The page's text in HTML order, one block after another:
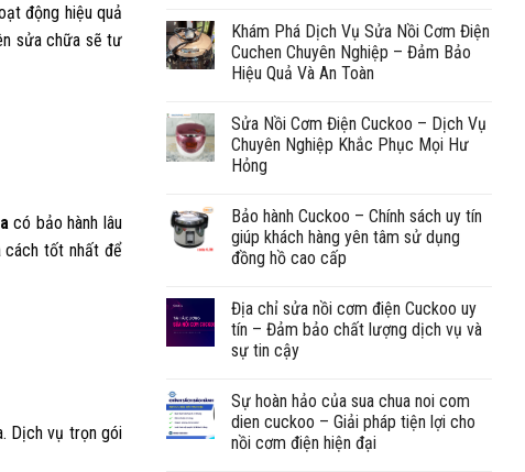
động hiệu quả
sửa chữa sẽ tư
có bảo hành lâu
tốt nhất để
Dịch vụ trọn gói
Khám Phá Dịch Vụ Sửa Nồi Cơm Điện
Cuchen Chuyên Nghiệp – Đảm Bảo
Hiệu Quả Và An Toàn
Sửa Nồi Cơm Điện Cuckoo – Dịch Vụ
Chuyên Nghiệp Khắc Phục Mọi Hư
Hỏng
Bảo hành Cuckoo – Chính sách uy tín
giúp khách hàng yên tâm sử dụng
đồng hồ cao cấp
Địa chỉ sửa nồi cơm điện Cuckoo uy
tín – Đảm bảo chất lượng dịch vụ và
sự tin cậy
Sự hoàn hảo của sua chua noi com
dien cuckoo – Giải pháp tiện lợi cho
nồi cơm điện hiện đại